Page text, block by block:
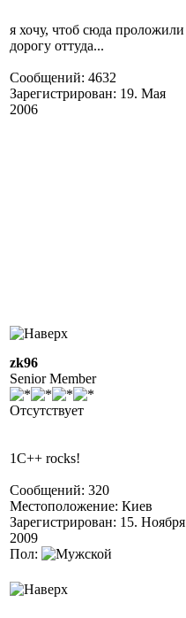
я хочу, чтоб сюда проложили
дорогу оттуда...
Сообщений: 4632
Зарегистрирован: 19. Мая
2006
zk96
Senior Member
Отсутствует
1C++ rocks!
Сообщений: 320
Местоположение: Киев
Зарегистрирован: 15. Ноября
2009
Пол: